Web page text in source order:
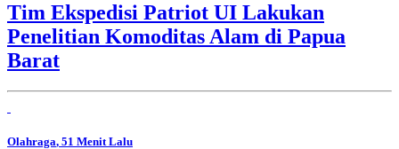
Tim Ekspedisi Patriot UI Lakukan
Penelitian Komoditas Alam di Papua
Barat
Olahraga, 51 Menit Lalu